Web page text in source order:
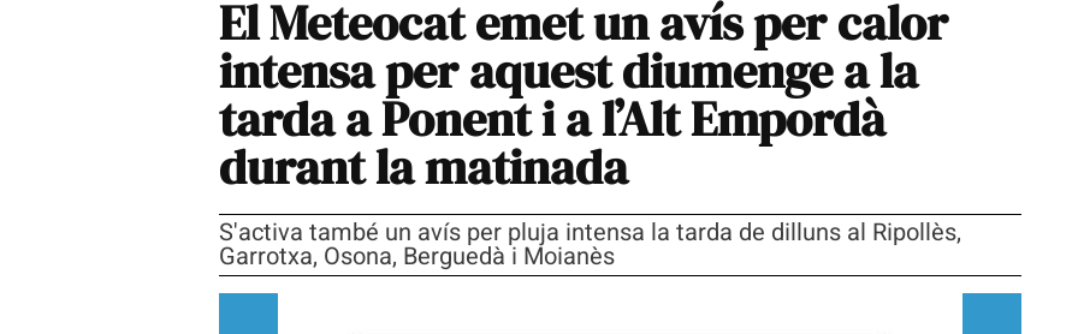
El Meteocat emet un avís per calor
intensa per aquest diumenge a la
tarda a Ponent i a l’Alt Empordà
durant la matinada
S'activa també un avís per pluja intensa la tarda de dilluns al Ripollès,
Garrotxa, Osona, Berguedà i Moianès